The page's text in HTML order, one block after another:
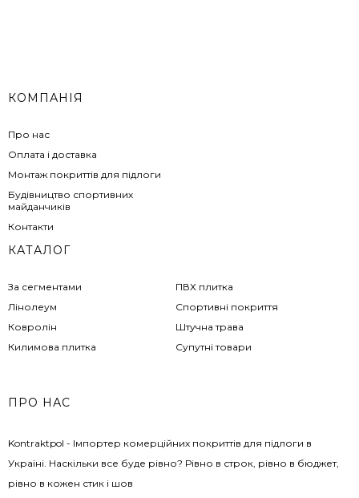
КОМПАНІЯ
Про нас
Оплата і доставка
Монтаж покриттів для підлоги
Будівництво спортивних
майданчиків
Контакти
КАТАЛОГ
За сегментами
Лінолеум
Ковролін
Килимова плитка
ПВХ плитка
Спортивні покриття
Штучна трава
Супутні товари
ПРО НАС
Kontraktpol - Імпортер комерційних покриттів для підлоги в
Україні. Наскільки все буде рівно? Рівно в строк, рівно в бюджет,
рівно в кожен стик і шов